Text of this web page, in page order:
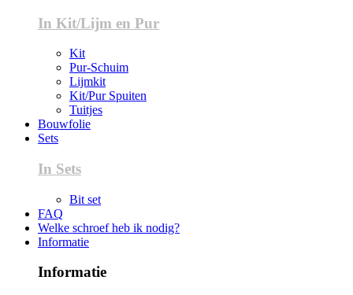
In Kit/Lijm en Pur
Kit
Pur-Schuim
Lijmkit
Kit/Pur Spuiten
Tuitjes
Bouwfolie
Sets
In Sets
Bit set
FAQ
Welke schroef heb ik nodig?
Informatie
Informatie